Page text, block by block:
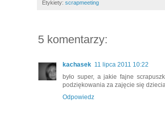
Etykiety: scrapmeeting
5 komentarzy:
kachasek 11 lipca 2011 10:22
było super, a jakie fajne
podziękowania za zajęcie się
Odpowiedz